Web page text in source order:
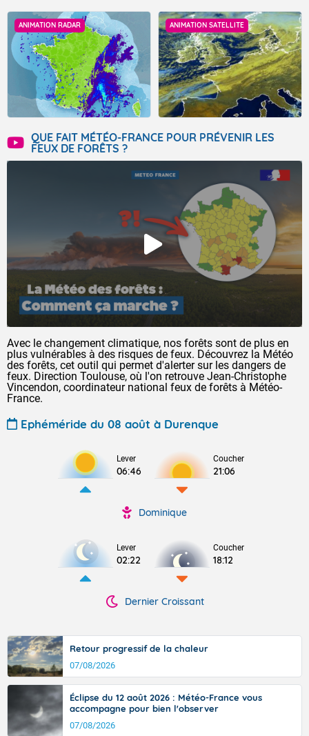
ANIMATION RADAR ANIMATION SATELLITE
QUE FAIT MÉTÉO-FRANCE POUR PRÉVENIR LES
FEUX DE FORÊTS ?
Avec le changement climatique, nos forêts sont de plus en
plus vulnérables à des risques de feux. Découvrez la Météo
des forêts, cet outil qui permet d'alerter sur les dangers de
feux. Direction Toulouse, où l'on retrouve Jean-Christophe
Vincendon, coordinateur national feux de forêts à Météo-
France.
Ephéméride du 08 août à Durenque
Lever
06:46
Coucher
21:06
Dominique
Lever
02:22
Coucher
18:12
Dernier Croissant
Retour progressif de la chaleur
07/08/2026
Éclipse du 12 août 2026 : Météo-France vous
accompagne pour bien l'observer
07/08/2026